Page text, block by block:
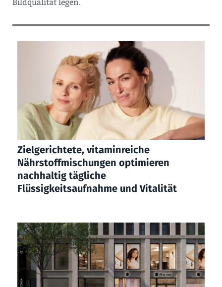
Bildqualität legen.
Zielgerichtete, vitaminreiche
Nährstoffmischungen optimieren
nachhaltig tägliche
Flüssigkeitsaufnahme und Vitalität